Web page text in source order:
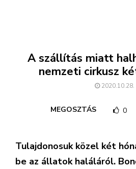
A szállítás miatt
nemzeti cirkusz
2020.10.28.
MEGOSZTÁS 0
Tulajdonosuk közel két
be az állatok haláláról.